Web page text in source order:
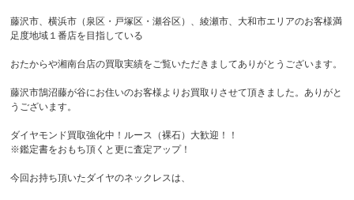
藤沢市、横浜市（泉区・戸塚区・瀬谷区）、綾瀬市、大和市エリアのお客様満
足度地域１番店を目指している
おたからや湘南台店の買取実績をご覧いただきましてありがとうございます。
藤沢市鵠沼藤が谷にお住いのお客様よりお買取りさせて頂きました。ありがと
うございます。
ダイヤモンド買取強化中！ルース（裸石）大歓迎！！
※鑑定書をおもち頂くと更に査定アップ！
今回お持ち頂いたダイヤのネックレスは、